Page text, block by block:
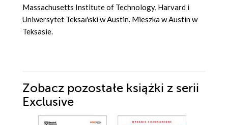
Massachusetts Institute of Technology, Harvard i
Uniwersytet Teksański w Austin. Mieszka w Austin w
Teksasie.
Zobacz pozostałe książki z serii
Exclusive